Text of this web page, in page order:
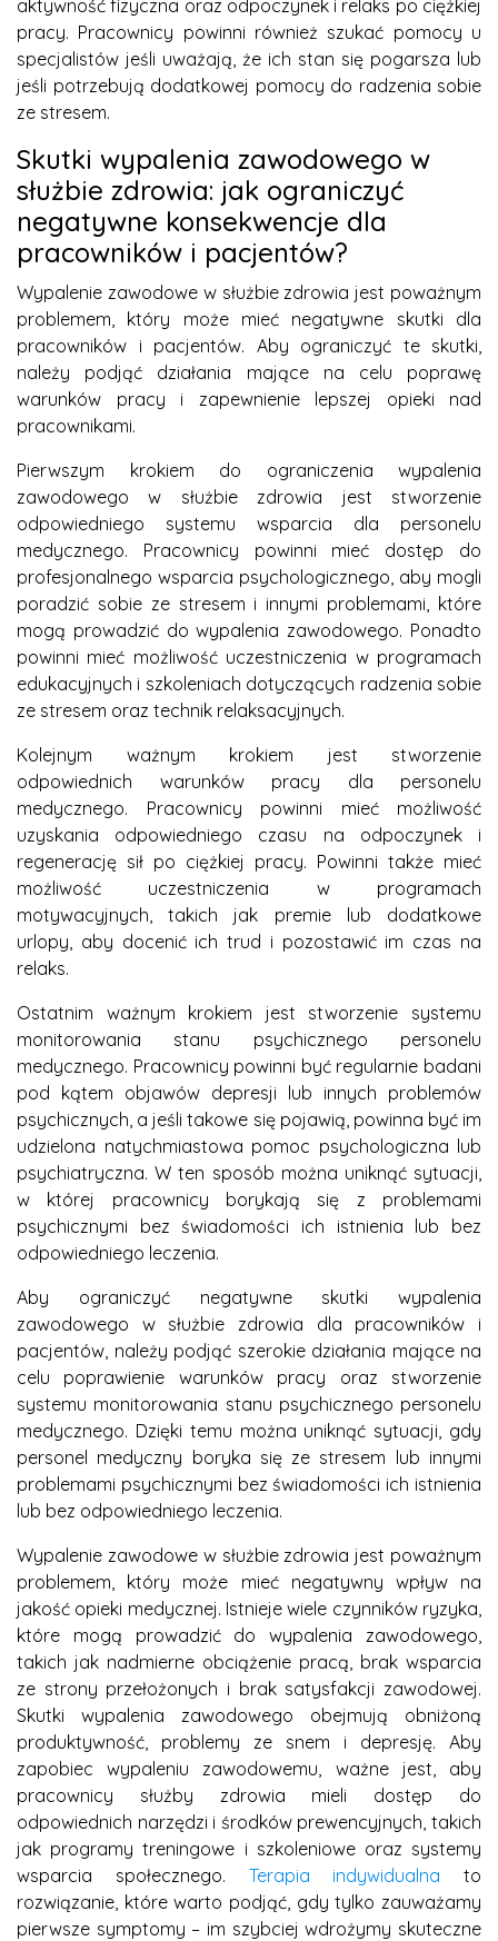
aktywność fizyczna oraz odpoczynek i relaks po ciężkiej
pracy. Pracownicy powinni również szukać pomocy u
specjalistów jeśli uważają, że ich stan się pogarsza lub
jeśli potrzebują dodatkowej pomocy do radzenia sobie
ze stresem.
Skutki wypalenia zawodowego w
służbie zdrowia: jak ograniczyć
negatywne konsekwencje dla
pracowników i pacjentów?
Wypalenie zawodowe w służbie zdrowia jest poważnym
problemem, który może mieć negatywne skutki dla
pracowników i pacjentów. Aby ograniczyć te skutki,
należy podjąć działania mające na celu poprawę
warunków pracy i zapewnienie lepszej opieki nad
pracownikami.
Pierwszym krokiem do ograniczenia wypalenia
zawodowego w służbie zdrowia jest stworzenie
odpowiedniego systemu wsparcia dla personelu
medycznego. Pracownicy powinni mieć dostęp do
profesjonalnego wsparcia psychologicznego, aby mogli
poradzić sobie ze stresem i innymi problemami, które
mogą prowadzić do wypalenia zawodowego. Ponadto
powinni mieć możliwość uczestniczenia w programach
edukacyjnych i szkoleniach dotyczących radzenia sobie
ze stresem oraz technik relaksacyjnych.
Kolejnym ważnym krokiem jest stworzenie
odpowiednich warunków pracy dla personelu
medycznego. Pracownicy powinni mieć możliwość
uzyskania odpowiedniego czasu na odpoczynek i
regenerację sił po ciężkiej pracy. Powinni także mieć
możliwość uczestniczenia w programach
motywacyjnych, takich jak premie lub dodatkowe
urlopy, aby docenić ich trud i pozostawić im czas na
relaks.
Ostatnim ważnym krokiem jest stworzenie systemu
monitorowania stanu psychicznego personelu
medycznego. Pracownicy powinni być regularnie badani
pod kątem objawów depresji lub innych problemów
psychicznych, a jeśli takowe się pojawią, powinna być im
udzielona natychmiastowa pomoc psychologiczna lub
psychiatryczna. W ten sposób można uniknąć sytuacji,
w której pracownicy borykają się z problemami
psychicznymi bez świadomości ich istnienia lub bez
odpowiedniego leczenia.
Aby ograniczyć negatywne skutki wypalenia
zawodowego w służbie zdrowia dla pracowników i
pacjentów, należy podjąć szerokie działania mające na
celu poprawienie warunków pracy oraz stworzenie
systemu monitorowania stanu psychicznego personelu
medycznego. Dzięki temu można uniknąć sytuacji, gdy
personel medyczny boryka się ze stresem lub innymi
problemami psychicznymi bez świadomości ich istnienia
lub bez odpowiedniego leczenia.
Wypalenie zawodowe w służbie zdrowia jest poważnym
problemem, który może mieć negatywny wpływ na
jakość opieki medycznej. Istnieje wiele czynników ryzyka,
które mogą prowadzić do wypalenia zawodowego,
takich jak nadmierne obciążenie pracą, brak wsparcia
ze strony przełożonych i brak satysfakcji zawodowej.
Skutki wypalenia zawodowego obejmują obniżoną
produktywność, problemy ze snem i depresję. Aby
zapobiec wypaleniu zawodowemu, ważne jest, aby
pracownicy służby zdrowia mieli dostęp do
odpowiednich narzędzi i środków prewencyjnych, takich
jak programy treningowe i szkoleniowe oraz systemy
wsparcia społecznego. Terapia indywidualna to
rozwiązanie, które warto podjąć, gdy tylko zauważamy
pierwsze symptomy – im szybciej wdrożymy skuteczne